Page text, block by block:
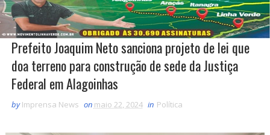
Prefeito Joaquim Neto sanciona projeto de lei que
doa terreno para construção de sede da Justiça
Federal em Alagoinhas
by Imprensa News on maio 22, 2024 in Política